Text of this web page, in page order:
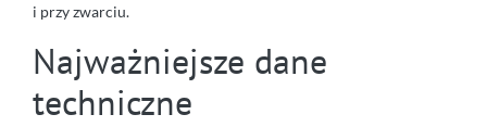
i przy zwarciu.
Najważniejsze dane
techniczne